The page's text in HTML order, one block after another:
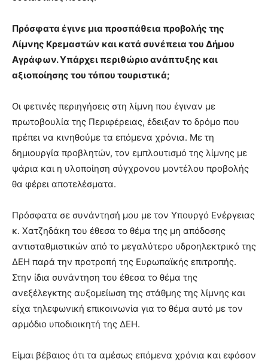
Πρόσφατα έγινε μια προσπάθεια προβολής της
Λίμνης Κρεμαστών και κατά συνέπεια του Δήμου
Αγράφων. Υπάρχει περιθώριο ανάπτυξης και
αξιοποίησης του τόπου τουριστικά;
Οι φετινές περιηγήσεις στη λίμνη που έγιναν με
πρωτοβουλία της Περιφέρειας, έδειξαν το δρόμο που
πρέπει να κινηθούμε τα επόμενα χρόνια. Με τη
δημιουργία προβλητών, τον εμπλουτισμό της λίμνης με
ψάρια και η υλοποίηση σύγχρονου μοντέλου προβολής
θα φέρει αποτελέσματα.
Πρόσφατα σε συνάντησή μου με τον Υπουργό Ενέργειας
κ. Χατζηδάκη του έθεσα το θέμα της μη απόδοσης
αντισταθμιστικών από το μεγαλύτερο υδροηλεκτρικό της
ΔΕΗ παρά την προτροπή της Ευρωπαϊκής επιτροπής.
Στην ίδια συνάντηση του έθεσα το θέμα της
ανεξέλεγκτης αυξομείωση της στάθμης της λίμνης και
είχα τηλεφωνική επικοινωνία για το θέμα αυτό με τον
αρμόδιο υποδιοικητή της ΔΕΗ.
Είμαι βέβαιος ότι τα αμέσως επόμενα χρόνια και εφόσον